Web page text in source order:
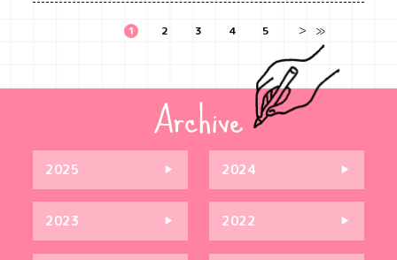
1 2 3 4 5 ＞ ≫
2025 2024
2023 2022